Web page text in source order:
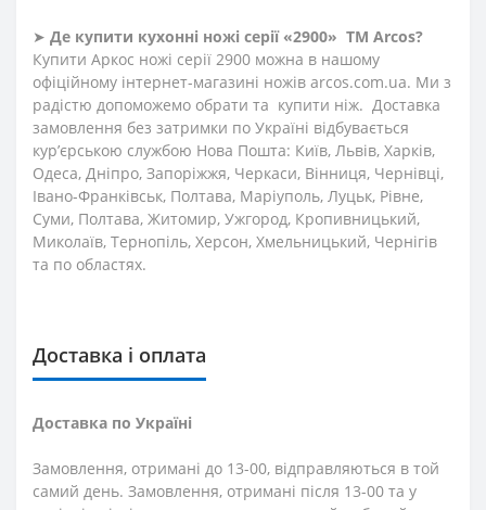
➤ Де купити кухонні ножі серії «2900» ТМ Arcos?
Купити Аркос ножі серії 2900 можна в нашому
офіційному інтернет-магазині ножів arcos.com.ua. Ми з
радістю допоможемо обрати та купити ніж. Доставка
замовлення без затримки по Україні відбувається
кур’єрською службою Нова Пошта: Київ, Львів, Харків,
Одеса, Дніпро, Запоріжжя, Черкаси, Вінниця, Чернівці,
Івано-Франківськ, Полтава, Маріуполь, Луцьк, Рівне,
Суми, Полтава, Житомир, Ужгород, Кропивницький,
Миколаїв, Тернопіль, Херсон, Хмельницький, Чернігів
та по областях.
Доставка і оплата
Доставка по Україні
Замовлення, отримані до 13-00, відправляються в той
самий день. Замовлення, отримані після 13-00 та у